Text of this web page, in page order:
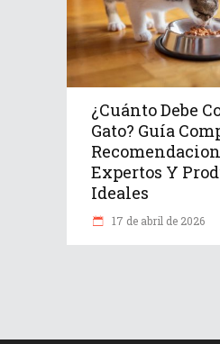
¿Cuánto Debe
Gato? Guía
Expertos Y
Ideales
17 de abril de 2026